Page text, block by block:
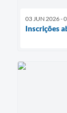
03 JUN 2026 -
Inscrições